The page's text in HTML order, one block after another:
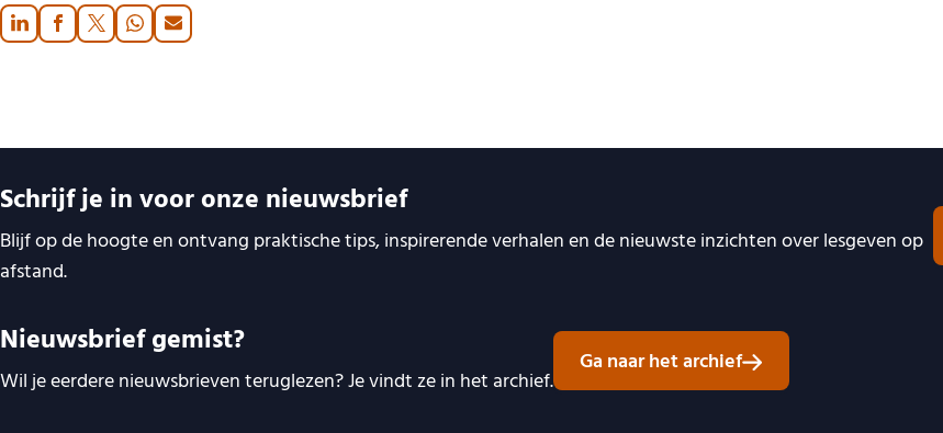
Schrijf je in voor onze nieuwsbrief
Blijf op de hoogte en ontvang praktische tips, inspirerende verhalen en de nieuwste inzichten over lesgeven op
afstand.
Nieuwsbrief gemist?
Wil je eerdere nieuwsbrieven teruglezen? Je vindt ze in het archief.
Ga naar het archief
Belangrijke links